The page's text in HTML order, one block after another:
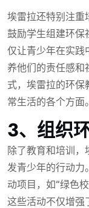
埃雷拉还特别注重
鼓励学生组建环保
仅让青少年在实践
养他们的责任感和
式，埃雷拉的环保
常生活的各个方面。
3、组织
除了教育和培训，
发青少年的行动力
动项目，如“绿色
这些活动不仅增强